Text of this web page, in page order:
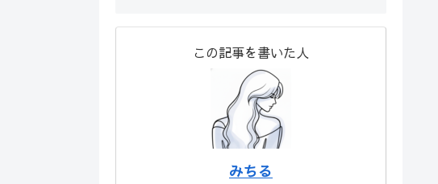
この記事を書いた人
みちる